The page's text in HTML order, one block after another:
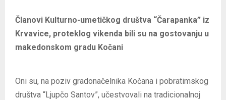
Članovi Kulturno-umetičkog društva “Čarapanka” iz
Krvavice, proteklog vikenda bili su na gostovanju u
makedonskom gradu Kočani
Oni su, na poziv gradonačelnika Kočana i pobratimskog
društva “Ljupčo Santov”, učestvovali na tradicionalnoj